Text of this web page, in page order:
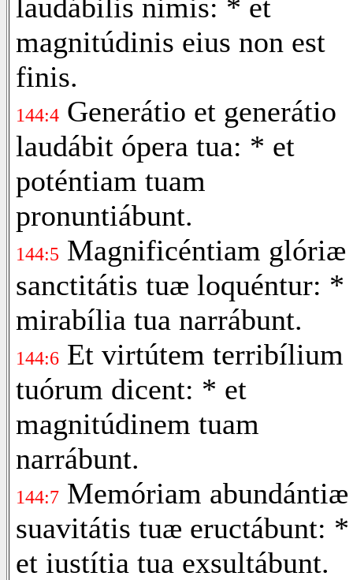
laudábilis nimis: * et
magnitúdinis eius non est
finis.
144:4 Generátio et generátio
laudábit ópera tua: * et
poténtiam tuam
pronuntiábunt.
144:5 Magnificéntiam glóriæ
sanctitátis tuæ loquéntur: *
mirabília tua narrábunt.
144:6 Et virtútem terribílium
tuórum dicent: * et
magnitúdinem tuam
narrábunt.
144:7 Memóriam abundántiæ
suavitátis tuæ eructábunt: *
et iustítia tua exsultábunt.